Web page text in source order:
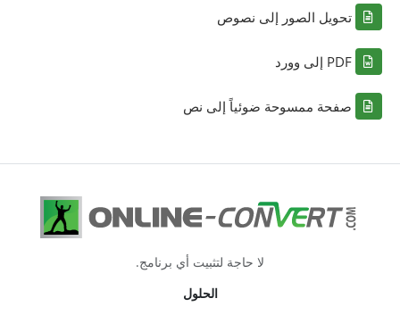
تحويل الصور إلى نصوص
PDF إلى وورد
صفحة ممسوحة ضوئياً إلى نص
لا حاجة لتثبيت أي برنامج.
الحلول